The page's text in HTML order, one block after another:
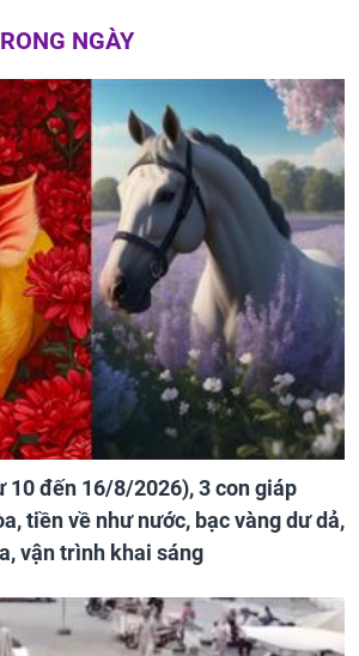
NGÀY
10 đến 16/8/2026), 3 con giáp
tiền về như nước, bạc vàng dư dả,
vận trình khai sáng